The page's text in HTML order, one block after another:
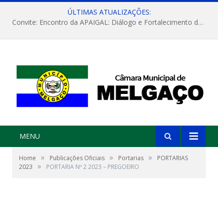
ÚLTIMAS ATUALIZAÇÕES:
Convite: Encontro da APAIGAL: Diálogo e Fortalecimento da Agricultura Familiar
MENU
Home » Publicações Oficiais » Portarias »
PORTARIAS
2023
» PORTARIA Nº 2 2023 – PREGOEIRO